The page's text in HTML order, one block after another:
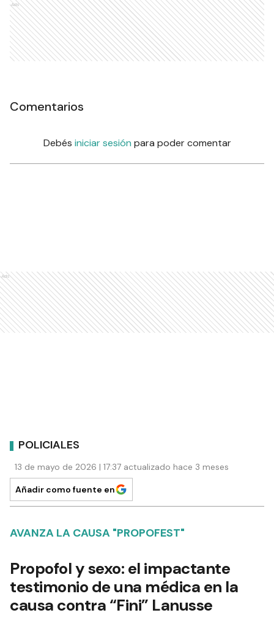
Ads
Comentarios
Debés iniciar sesión para poder comentar
Ads
POLICIALES
13 de mayo de 2026 | 17:37 actualizado hace 3 meses
Añadir como fuente en
AVANZA LA CAUSA "PROPOFEST"
Propofol y sexo: el impactante
testimonio de una médica en la
causa contra “Fini” Lanusse